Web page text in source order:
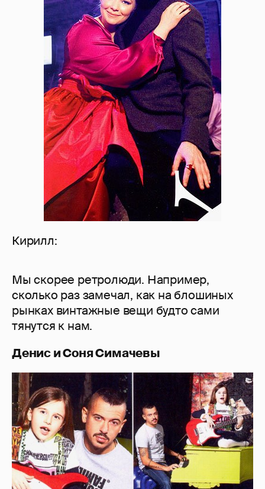
Кирилл:
Мы скорее ретролюди. Например,
сколько раз замечал, как на блошиных
рынках винтажные вещи будто сами
тянутся к нам.
Денис и Соня Симачевы